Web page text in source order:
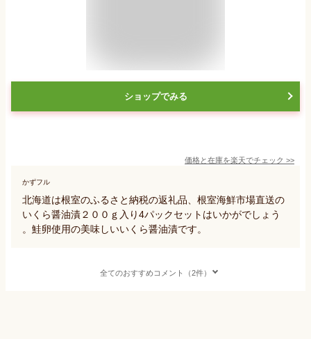
ショップでみる
価格と在庫を楽天でチェック >>
かずフル
北海道は根室のふるさと納税の返礼品、根室海鮮市場直送の
いくら醤油漬２００ｇ入り4パックセットはいかがでしょう
。鮭卵使用の美味しいいくら醤油漬です。
全てのおすすめコメント（2件）